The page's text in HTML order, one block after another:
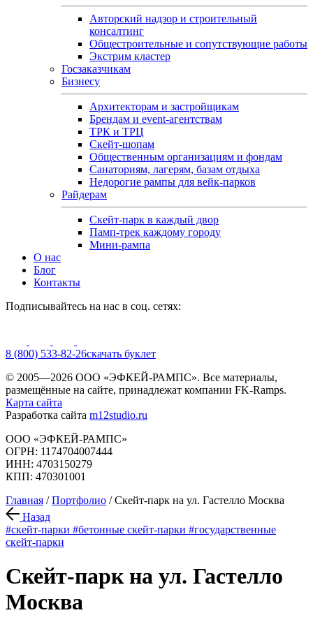
Авторский надзор и строительный
консалтинг
Общестроительные и сопутствующие работы
Экстрим кластер
Госзаказчикам
Бизнесу
Архитекторам и застройщикам
Брендам и event-агентствам
ТРК и ТРЦ
Скейт-шопам
Общественным организациям и фондам
Санаториям, лагерям, базам отдыха
Недорогие рампы для вейк-парков
Райдерам
Скейт-парк в каждый двор
Памп-трек каждому городу
Мини-рампа
О нас
Блог
Контакты
Подписывайтесь на нас в соц. сетях:
8 (800) 533-82-26cкачать буклет
© 2005—2026 ООО «ЭФКЕЙ-РАМПС». Все материалы,
размещённые на сайте, принадлежат компании FK-Ramps.
Карта сайта
Разработка сайта m12studio.ru
ООО «ЭФКЕЙ-РАМПС»
ОГРН: 1174704007444
ИНН: 4703150279
КПП: 470301001
Главная /Портфолио /Скейт-парк на ул. Гастелло Москва
Назад
#скейт-парки #бетонные скейт-парки #государственные
скейт-парки
Скейт-парк на ул. Гастелло
Москва